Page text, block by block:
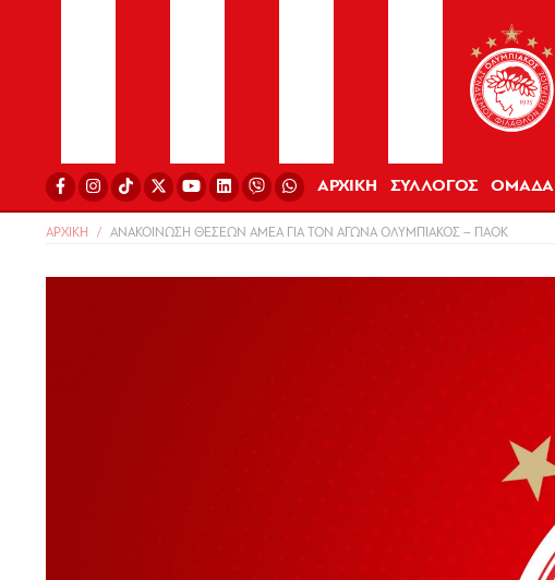
ΑΡΧΙΚΗ ΣΥΛΛΟΓΟΣ ΟΜΑΔΑ
ΑΡΧΙΚΗ ΑΝΑΚΟΙΝΩΣΗ ΘΕΣΕΩΝ ΑΜΕΑ ΓΙΑ ΤΟΝ ΑΓΩΝΑ ΟΛΥΜΠΙΑΚΟΣ – ΠΑΟΚ